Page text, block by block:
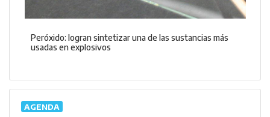
Peróxido: logran sintetizar una de las sustancias más
usadas en explosivos
AGENDA